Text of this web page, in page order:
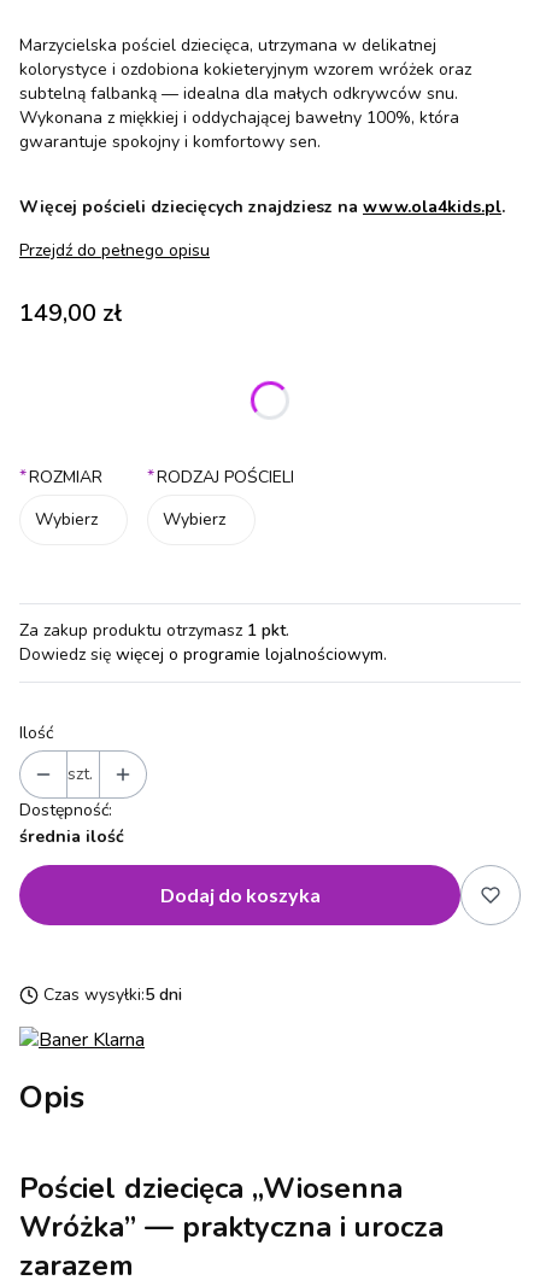
Marzycielska pościel dziecięca, utrzymana w delikatnej
kolorystyce i ozdobiona kokieteryjnym wzorem wróżek oraz
subtelną falbanką — idealna dla małych odkrywców snu.
Wykonana z miękkiej i oddychającej bawełny 100%, która
gwarantuje spokojny i komfortowy sen.
Więcej pościeli dziecięcych znajdziesz na www.ola4kids.pl.
Przejdź do pełnego opisu
Cena
149,00 zł
Poszczególne warianty mogą różnić się ceną
*ROZMIAR
Wybierz
*RODZAJ POŚCIELI
Wybierz
Za zakup produktu otrzymasz 1 pkt.
Dowiedz się więcej o programie lojalnościowym.
Ilość
szt.
Dostępność:
średnia ilość
Dodaj do koszyka
Czas wysyłki:5 dni
Opis
Pościel dziecięca „Wiosenna
Wróżka” — praktyczna i urocza
zarazem